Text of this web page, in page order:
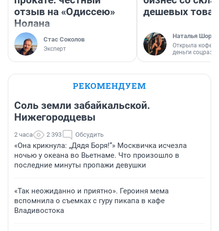
отзыв на «Одиссею»
Нолана
Стас Соколов
Эксперт
дешевых
Наталья
Открыла
деньги
РЕКОМЕНДУЕМ
Соль земли забайкальской.
Нижегородцевы
2 часа 2 393 Обсудить
«Она крикнула: „Дядя Боря!“» Москвичка исчезла
ночью у океана во Вьетнаме. Что произошло в
последние минуты пропажи девушки
«Так неожиданно и приятно». Героиня мема
вспомнила о съемках с гуру пикапа в кафе
Владивостока